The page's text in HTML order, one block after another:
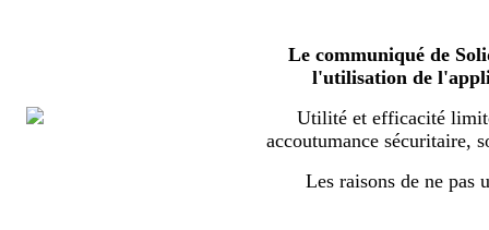
Le communiqué de
l'utilisation de
Utilité et efficacité
accoutumance sécuritaire,
Les raisons de ne pas